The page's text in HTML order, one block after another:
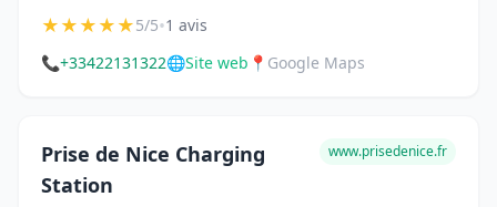
★★★★★5/5•1 avis
📞+33422131322🌐Site web 📍 Google Maps
Prise de Nice Charging
Station
www.prisedenice.fr